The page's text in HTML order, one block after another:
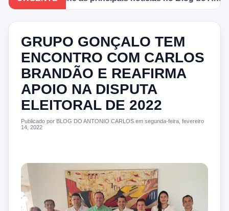
GRUPO GONÇALO TEM
ENCONTRO COM CARLOS
BRANDÃO E REAFIRMA
APOIO NA DISPUTA
ELEITORAL DE 2022
Publicado por BLOG DO ANTONIO CARLOS em segunda-feira, fevereiro
14, 2022